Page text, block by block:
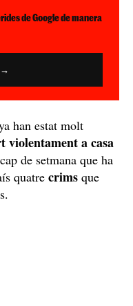
de Google de manera
→
han estat molt
violentament a casa
de setmana que ha
quatre crims que